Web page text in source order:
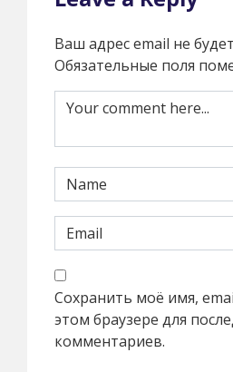
Ваш адрес email не
Обязательные поля
Сохранить моё имя,
этом браузере для
комментариев.